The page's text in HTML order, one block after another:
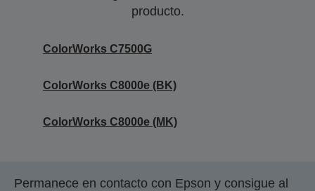
producto.
ColorWorks C7500G
ColorWorks C8000e (BK)
ColorWorks C8000e (MK)
Permanece en contacto con Epson y consigue al